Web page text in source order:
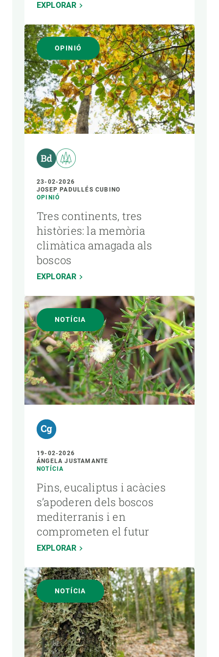
EXPLORAR
OPINIÓ
23-02-2026
JOSEP PADULLÉS CUBINO
OPINIÓ
Tres continents, tres
històries: la memòria
climàtica amagada als
boscos
EXPLORAR
NOTÍCIA
19-02-2026
ÁNGELA JUSTAMANTE
NOTÍCIA
Pins, eucaliptus i acàcies
s’apoderen dels boscos
mediterranis i en
comprometen el futur
EXPLORAR
NOTÍCIA